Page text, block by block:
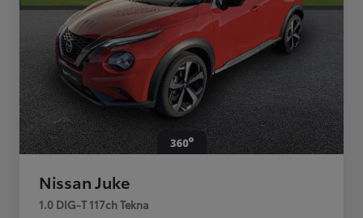
Nissan Juke
1.0 DIG-T 117ch Tekna